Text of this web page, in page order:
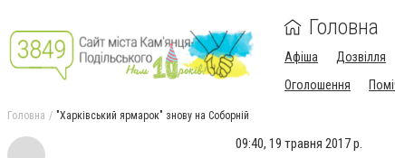
Головна
Афіша Дозвілля
Оголошення
Головна "Харківський ярмарок" знову на Соборній
09:40, 19 травня 2017 р.